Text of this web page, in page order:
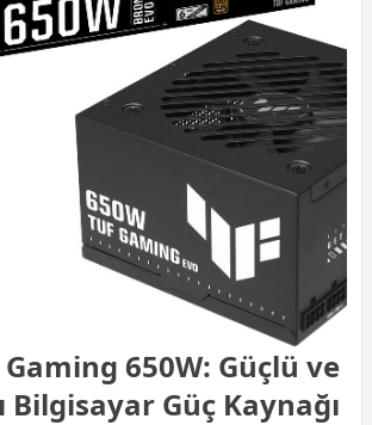
Gaming 650W: Güçlü ve
Bilgisayar Güç Kaynağı